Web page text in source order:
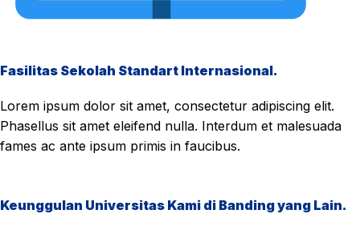
Fasilitas Sekolah Standart Internasional.
Lorem ipsum dolor sit amet, consectetur adipiscing elit.
Phasellus sit amet eleifend nulla. Interdum et malesuada
fames ac ante ipsum primis in faucibus.
Keunggulan Universitas Kami di Banding yang Lain.